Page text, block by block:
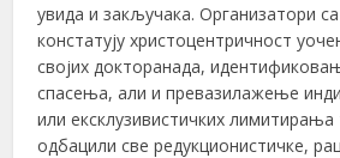
увида и закључака. Организатори
констатују христоцентричност
својих докторанада,
спасења, али и превазилажење
или ексклузивистичких
одбацили све редукционистичке,